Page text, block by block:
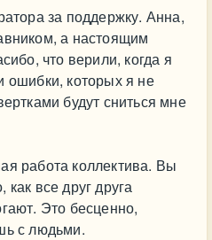
за поддержку. Анна,
а настоящим
что верили, когда я
ошибки, которых я не
будут сниться мне
работа коллектива. Вы
все друг друга
Это бесценно,
с людьми.